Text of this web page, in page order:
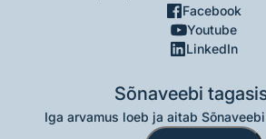
Facebook
Youtube
LinkedIn
Sõnaveebi
Iga arvamus loeb ja aitab